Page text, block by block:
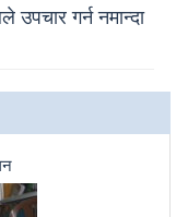
उपचार गर्न नमान्दा